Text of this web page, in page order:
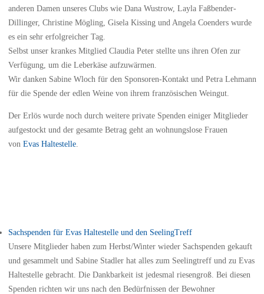
anderen Damen unseres Clubs wie Dana Wustrow, Layla Faßbender-
Dillinger, Christine Mögling, Gisela Kissing und Angela Coenders wurde
es ein sehr erfolgreicher Tag.
Selbst unser krankes Mitglied Claudia Peter stellte uns ihren Ofen zur
Verfügung, um die Leberkäse aufzuwärmen.
Wir danken Sabine Wloch für den Sponsoren-Kontakt und Petra Lehmann
für die Spende der edlen Weine von ihrem französischen Weingut.
Der Erlös wurde noch durch weitere private Spenden einiger Mitglieder
aufgestockt und der gesamte Betrag geht an wohnungslose Frauen
von Evas Haltestelle.
Sachspenden für Evas Haltestelle und den SeelingTreff
Unsere Mitglieder haben zum Herbst/Winter wieder Sachspenden gekauft
und gesammelt und Sabine Stadler hat alles zum Seelingtreff und zu Evas
Haltestelle gebracht. Die Dankbarkeit ist jedesmal riesengroß. Bei diesen
Spenden richten wir uns nach den Bedürfnissen der Bewohner